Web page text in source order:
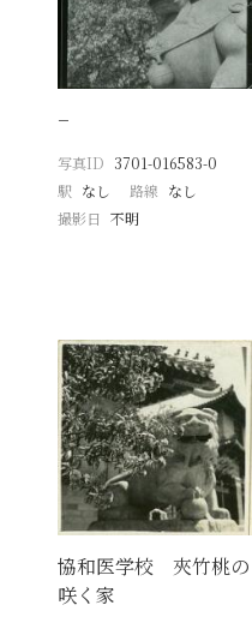
−
写真ID 3701-016583-0
駅 なし 路線 なし
撮影日
不明
協和医学校 夾竹桃の
咲く家